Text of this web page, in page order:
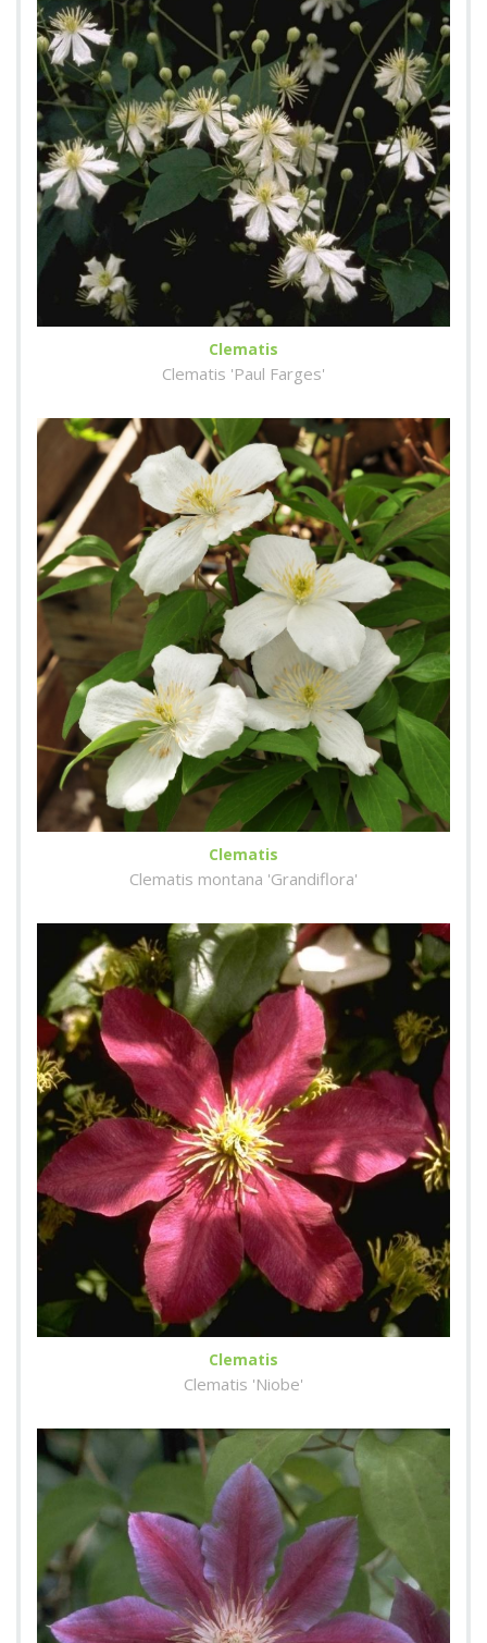
Clematis
Clematis 'Paul Farges'
Clematis
Clematis montana 'Grandiflora'
Clematis
Clematis 'Niobe'